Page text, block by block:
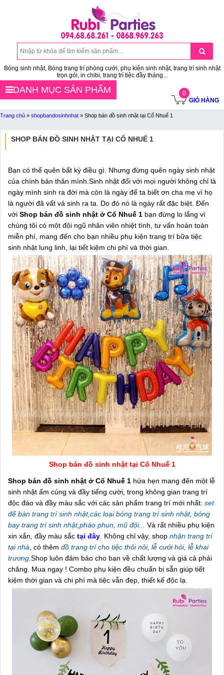
Bóng sinh nhật, Bóng trang trí phòng cưới, phụ kiện sinh nhật, trang trí sinh nhật
trọn gói, in chibi, trang trí tiệc đầy tháng...
0
GIỎ HÀNG
DANH MỤC SẢN PHẨM
Trang chủ » shopbandosinhnhat » Shop bán đồ sinh nhật tại Cổ Nhuế 1
SHOP BÁN ĐỒ SINH NHẬT TẠI CỔ NHUẾ 1
Bạn có thể quên bất kỳ điều gì. Nhưng đừng quên ngày sinh nhật
của chính bản thân mình.Sinh nhật đối với mọi người không chỉ là
ngày mình sinh ra đời mà còn là ngày để ta biết ơn cha mẹ vì họ
là người đã vất vả sinh ra ta. Do đó nó là ngày rất đặc biệt. Đến
với Shop bán đồ sinh nhật ở Cổ Nhuế 1 bạn đừng lo lắng vì
chúng tôi có một đội ngũ nhân viên nhiệt tình, tư vấn hoàn toàn
miễn phí, mang đến cho bạn nhiều phụ kiện trang trí bữa tiệc
sinh nhật lung linh, lại tiết kiệm chi phí và thời gian.
Shop bán đồ sinh nhật tại Cổ Nhuế 1
Shop bán đồ sinh nhật ở Cổ Nhuế 1 hứa hẹn mang đến một lễ
sinh nhật ấm cúng và đầy tiếng cười, trong không gian trang trí
độc đáo và đầy màu sắc với các sản phẩm trang trí mới nhất: set
để bàn trang trí sinh nhật,các loại bóng trang trí sinh nhật, bóng
bay trang trí sinh nhật,pháo phun, mũ đội...
Và rất nhiều phụ kiện
xin xắn, đầy màu sắc tại đây . Không chỉ vậy, shop nhận trang trí
tại nhà , có thêm đồ trang trí cho tiệc thôi nôi, lễ cưới hỏi, lễ khai
trương .Shop luôn đảm bảo cho bạn về chất lượng và giá cả phải
chăng. Mua ngay ! Combo phụ kiện đều chuẩn bị sẵn giúp tiết
kiệm thời gian và chi phí mà tiệc vẫn đẹp, thiết kế độc lạ.